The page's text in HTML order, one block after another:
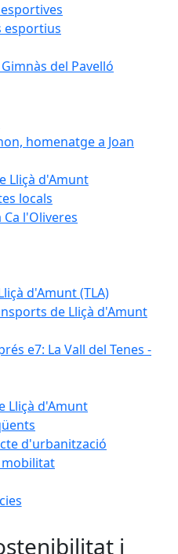
esportius
del Pavelló
homenatge a Joan
Lliçà d'Amunt
locals
Ca l'Oliveres
d'Amunt (TLA)
de Lliçà d'Amunt
e7: La Vall del Tenes -
Lliçà d'Amunt
d'urbanització
mobilitat
i